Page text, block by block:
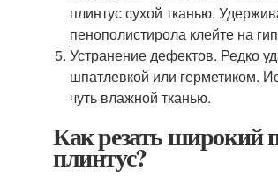
плинтус сухой тканью.
пенополистирола клейте на
Устранение дефектов. Редко
шпатлевкой или герметиком.
чуть влажной тканью.
Как резать широкий
плинтус?